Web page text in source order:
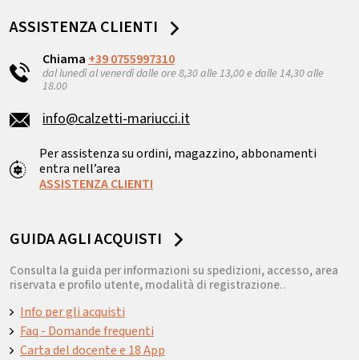
ASSISTENZA CLIENTI
Chiama +39 0755997310
dal lunedì al venerdì dalle ore 8,30 alle 13,00 e dalle 14,30 alle
18.00
info@calzetti-mariucci.it
Per assistenza su ordini, magazzino, abbonamenti
entra nell’area
ASSISTENZA CLIENTI
GUIDA AGLI ACQUISTI
Consulta la guida per informazioni su spedizioni, accesso, area
riservata e profilo utente, modalità di registrazione..
Info per gli acquisti
Faq - Domande frequenti
Carta del docente e 18 App